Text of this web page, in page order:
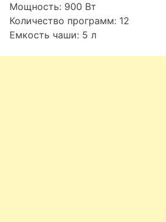
Мощность: 900 Вт
Количество программ: 12
Емкость чаши: 5 л